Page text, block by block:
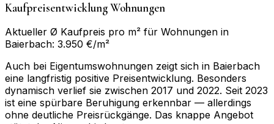
Kaufpreisentwicklung Wohnungen
Aktueller Ø Kaufpreis pro m² für Wohnungen in
Baierbach: 3.950 €/m²
Auch bei Eigentumswohnungen zeigt sich in Baierbach
eine langfristig positive Preisentwicklung. Besonders
dynamisch verlief sie zwischen 2017 und 2022. Seit 2023
ist eine spürbare Beruhigung erkennbar — allerdings
ohne deutliche Preisrückgänge. Das knappe Angebot